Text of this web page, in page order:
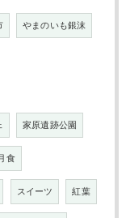
やまのいも銀沫
家原遺跡公園
食
スイーツ 紅葉